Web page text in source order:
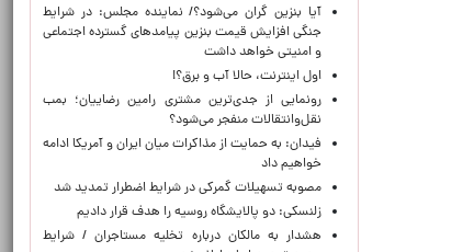
آیا بنزین گران می‌شود؟/ نماینده مجلس: در شرایط
جنگی افزایش قیمت بنزین پیامدهای گسترده اجتماعی
و امنیتی خواهد داشت
اول اینترنت، حالا آب و برق؟!
رونمایی از جدی‌ترین مشتری رامین رضاییان؛ بمب
نقل‌وانتقالات منفجر می‌شود؟
فیدان: به حمایت از مذاکرات میان ایران و آمریکا ادامه
خواهیم داد
مصوبه تسهیلات گمرکی در شرایط اضطرار تمدید شد
زلنسکی: دو پالایشگاه روسیه را هدف قرار دادیم
هشدار به مالکان درباره تخلیه مستاجران / شرایط